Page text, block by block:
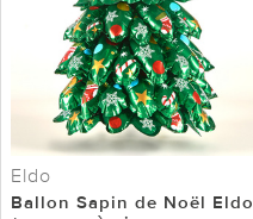
Eldo
Ballon Sapin de Noël Eldo